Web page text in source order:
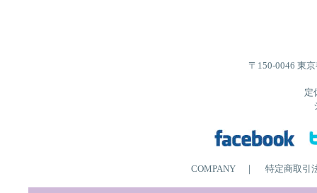
〒150-0046 東
定
COMPANY｜ 特定商取引